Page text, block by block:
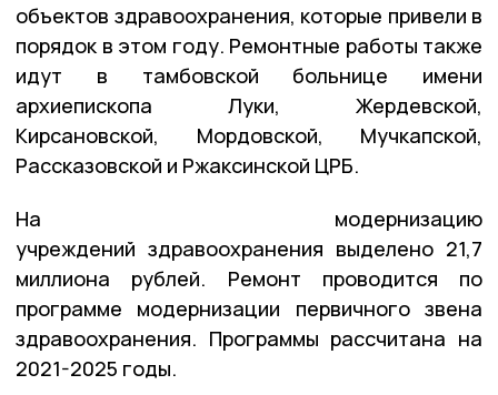
объектов здравоохранения, которые привели в
порядок в этом году. Ремонтные работы также
идут в тамбовской больнице имени
архиепископа Луки, Жердевской,
Кирсановской, Мордовской, Мучкапской,
Рассказовской и Ржаксинской ЦРБ.
На модернизацию
учреждений здравоохранения выделено 21,7
миллиона рублей. Ремонт проводится по
программе модернизации первичного звена
здравоохранения. Программы рассчитана на
2021-2025 годы.